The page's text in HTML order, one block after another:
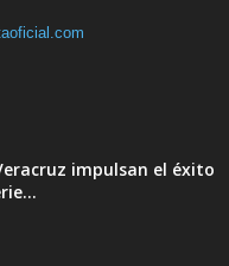
impulsan el éxito